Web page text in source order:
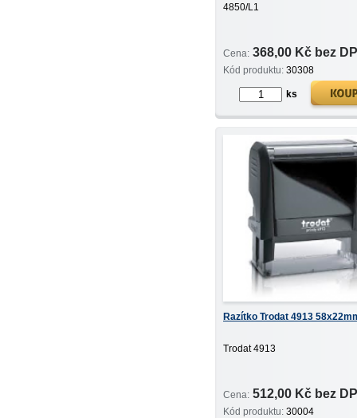
4850/L1
Cena: 368,00 Kč bez
Kód produktu: 30308
ks
Razítko Trodat 4913
Trodat 4913
Cena: 512,00 Kč bez
Kód produktu: 30004